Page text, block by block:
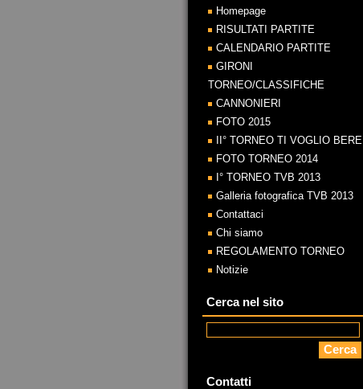
Homepage
RISULTATI PARTITE
CALENDARIO PARTITE
GIRONI
TORNEO/CLASSIFICHE
CANNONIERI
FOTO 2015
II° TORNEO TI VOGLIO BERE
FOTO TORNEO 2014
I° TORNEO TVB 2013
Galleria fotografica TVB 2013
Contattaci
Chi siamo
REGOLAMENTO TORNEO
Notizie
Cerca nel sito
Contatti